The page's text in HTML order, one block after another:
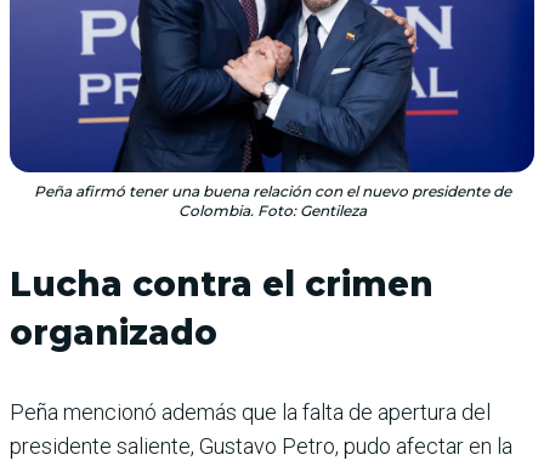
Peña afirmó tener una buena relación con el nuevo presidente de
Colombia. Foto: Gentileza
Lucha contra el crimen
organizado
Peña mencionó además que la falta de apertura del
presidente saliente, Gustavo Petro, pudo afectar en la